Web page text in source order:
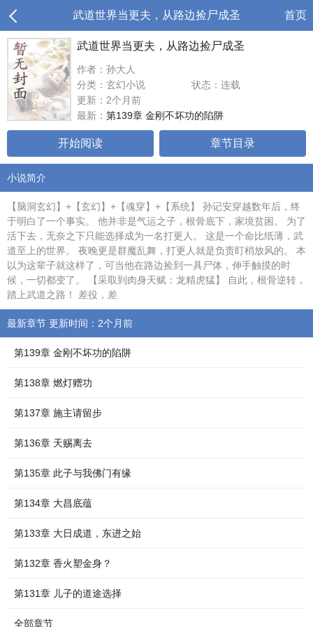
武道世界当更夫，从路边捡尸成圣 首页
武道世界当更夫，从路边捡尸成圣
作者：孙大人
分类：玄幻小说
状态：连载
更新：2个月前
最新： 第139章 金刚不坏功的陷阱
开始阅读 章节目录
小说简介
【脑洞玄幻】+【玄幻】+【魂穿】+【系统】 孙记安穿越数年后，终
于明白了一个事实。 他并非是气运之子，根骨底下，家境贫困。 为了
活下去，无奈之下只能选择成为一名打更人。 这是一个命比纸薄，武
道至上的世界。 夜晚更是群魔乱舞，打更人就是负责盯梢放风的。 本
以为这辈子就这样了，可当他在路边捡到一具尸体，伸手触摸的时
候，一切都变了。 【采取到肉身天赋：龙精虎猛】 自此，根骨逆转，
踏上武道之路！ 差役，差
最新章节 更新时间：2个月前
第139章 金刚不坏功的陷阱
第138章 燃灯赠功
第137章 施主请留步
第136章 天赐离去
第135章 此子与我佛门有缘
第134章 大昌底蕴
第133章 大日成道，东进之始
第132章 香火塑金身？
第131章 儿子的道途选择
全部章节